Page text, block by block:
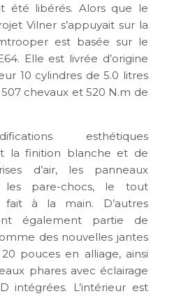
été libérés. Alors que le
Vilner s’appuyait sur la
est basée sur le
Elle est livrée d’origine
10 cylindres de 5.0 litres
chevaux et 520 N.m de
esthétiques
la finition blanche et de
d’air, les panneaux
les pare-chocs, le tout
fait à la main. D’autres
également partie de
des nouvelles jantes
pouces en alliage, ainsi
phares avec éclairage
intégrées. L’intérieur est